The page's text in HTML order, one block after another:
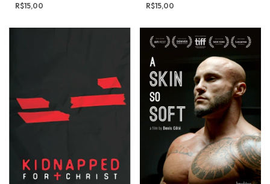
R$15,00
R$15,00